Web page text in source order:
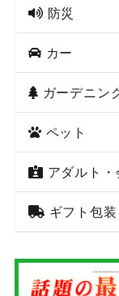
防災
カー
ガーデニン
ペット
アダルト
ギフト包